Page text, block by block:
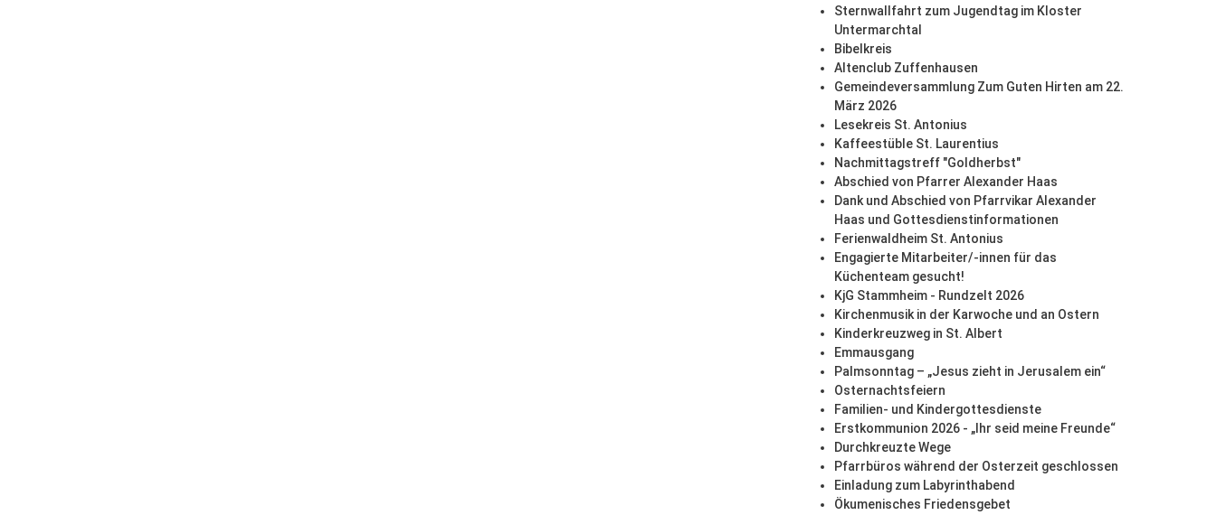
Sternwallfahrt zum Jugendtag im Kloster
Untermarchtal
Bibelkreis
Altenclub Zuffenhausen
Gemeindeversammlung Zum Guten Hirten am 22.
März 2026
Lesekreis St. Antonius
Kaffeestüble St. Laurentius
Nachmittagstreff "Goldherbst"
Abschied von Pfarrer Alexander Haas
Dank und Abschied von Pfarrvikar Alexander
Haas und Gottesdienstinformationen
Ferienwaldheim St. Antonius
Engagierte Mitarbeiter/-innen für das
Küchenteam gesucht!
KjG Stammheim - Rundzelt 2026
Kirchenmusik in der Karwoche und an Ostern
Kinderkreuzweg in St. Albert
Emmausgang
Palmsonntag – „Jesus zieht in Jerusalem ein“
Osternachtsfeiern
Familien- und Kindergottesdienste
Erstkommunion 2026 - „Ihr seid meine Freunde“
Durchkreuzte Wege
Pfarrbüros während der Osterzeit geschlossen
Einladung zum Labyrinthabend
Ökumenisches Friedensgebet